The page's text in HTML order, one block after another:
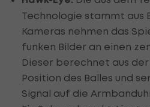
Technologie stammt aus
Kameras nehmen das
funken Bilder an einen
Dieser berechnet aus
Position des Balles und
Signal auf die